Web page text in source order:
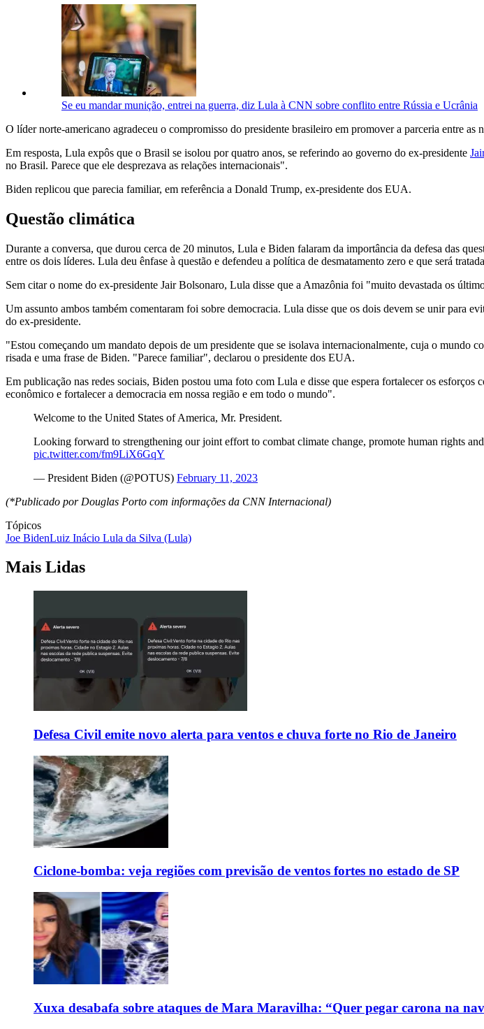
Se eu mandar munição, entrei na guerra, diz Lula à CNN sobre conflito entre Rússia e Ucrânia
O líder norte-americano agradeceu o compromisso do presidente brasileiro em promover a parceria entre as
Em resposta, Lula expôs que o Brasil se isolou por quatro anos, se referindo ao governo do ex-presidente
no Brasil. Parece que ele desprezava as relações internacionais".
Biden replicou que parecia familiar, em referência a Donald Trump, ex-presidente dos EUA.
Questão climática
Durante a conversa, que durou cerca de 20 minutos, Lula e Biden falaram da importância da defesa das
entre os dois líderes. Lula deu ênfase à questão e defendeu a política de desmatamento zero e que será
Sem citar o nome do ex-presidente Jair Bolsonaro, Lula disse que a Amazônia foi "muito devastada os
Um assunto ambos também comentaram foi sobre democracia. Lula disse que os dois devem se unir
do ex-presidente.
"Estou começando um mandato depois de um presidente que se isolava internacionalmente, cuja o
risada e uma frase de Biden. "Parece familiar", declarou o presidente dos EUA.
Em publicação nas redes sociais, Biden postou uma foto com Lula e disse que espera fortalecer os
econômico e fortalecer a democracia em nossa região e em todo o mundo".
Welcome to the United States of America, Mr. President.
Looking forward to strengthening our joint effort to combat climate change, promote human rights
pic.twitter.com/fm9LiX6GqY
— President Biden (@POTUS) February 11, 2023
(*Publicado por Douglas Porto com informações da CNN Internacional)
Tópicos
Joe BidenLuiz Inácio Lula da Silva (Lula)
Mais Lidas
Defesa Civil emite novo alerta para ventos e chuva forte no Rio de Janeiro
Ciclone-bomba: veja regiões com previsão de ventos fortes no estado de SP
Xuxa desabafa sobre ataques de Mara Maravilha: “Quer pegar carona na